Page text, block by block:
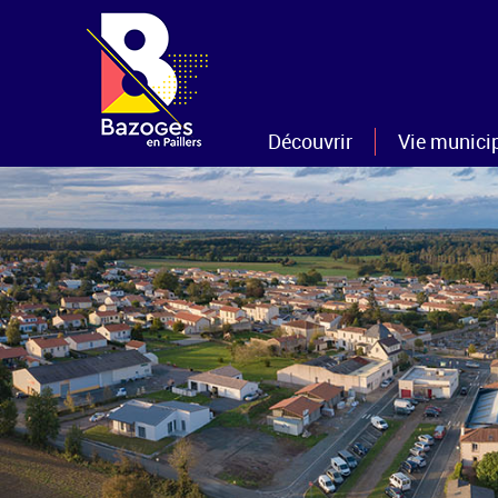
Découvrir
La commune
Histoire et patrimoine
Nouveaux arrivants
Sentiers et Randonnées
Gîtes et/ou chambres d'hôtes
Tourisme
Vie
Les élus
Les
Le conseil
Le personnel
Les projets
Les CR
Les bulletins